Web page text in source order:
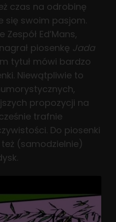
czas na odrobinę
się swoim pasjom.
Ed’Mans,
piosenkę Jada
tytuł mówi bardzo
Niewątpliwie to
propozycji na
trafnie
Do piosenki
(samodzielnie)